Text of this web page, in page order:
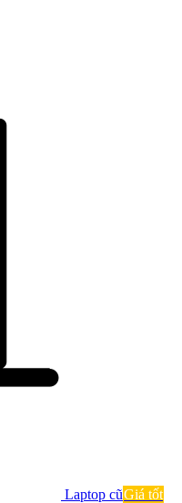
Laptop cũGiá tốt